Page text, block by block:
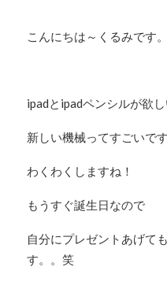
こんにちは～くるみです。
ipadとipadペンシルが欲し
新しい機械ってすごいです
わくわくしますね！
もうすぐ誕生日なので
自分にプレゼントあげて
す。。笑